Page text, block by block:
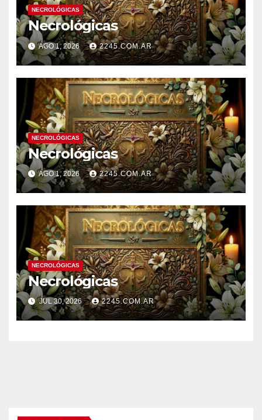
NECROLÓGICAS
Necrológicas
AGO 1, 2026 2245.COM.AR
NECROLÓGICAS
Necrológicas
AGO 1, 2026 2245.COM.AR
NECROLÓGICAS
Necrológicas
JUL 30, 2026 2245.COM.AR